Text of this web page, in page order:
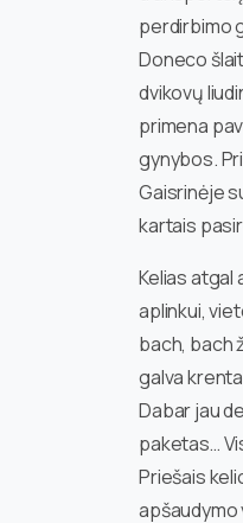
perdirbimo
Doneco
dvikovų
primena
gynybos.
Gaisrinėje
kartais
Kelias atgal
aplinkui,
bach, bach
galva
Dabar jau
paketas…
Priešais
apšaudymo